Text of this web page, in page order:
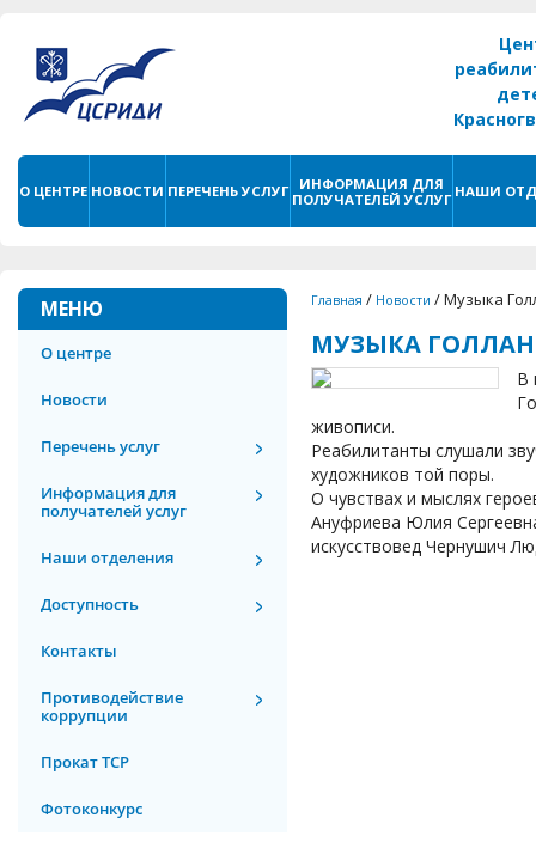
О ЦЕНТРЕ НОВОСТИ ПЕРЕЧЕНЬ УСЛУГ
ИНФОРМАЦИЯ ДЛЯ
ПОЛУЧАТЕЛЕЙ УСЛУГ НАШИ
МЕНЮ
О центре
Новости
Перечень услуг
Информация для
получателей услуг
Наши отделения
Доступность
Контакты
Противодействие
коррупции
Прокат ТСР
Фотоконкурс
Главная / Новости /Музыка
МУЗЫКА
В
живописи.
Реабилитанты слушали
художников той поры.
О чувствах и мыслях
Ануфриева Юлия
искусствовед Чернушич